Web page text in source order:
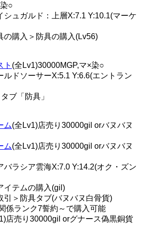
○
ュガルド：上層X:7.1 Y:10.1(マーケ
購入＞防具の購入(Lv56)
ト (全Lv1)30000MGP,マ×染○
ドソーサーX:5.1 Y:6.6(エントラン
ブ「防具」
ム(全Lv1)店売り30000gil orバヌバヌ
ム(全Lv1)店売り30000gil orバヌバヌ
ラシア雲海X:7.0 Y:14.2(オク・ズン
テムの購入(gil)
＞防具タブ(バヌバヌ白骨貨)
ランク7誓約～で購入可能
店売り30000gil orグナース偽黒銅貨